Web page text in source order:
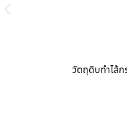
วัตถุดิบทำไส้ก